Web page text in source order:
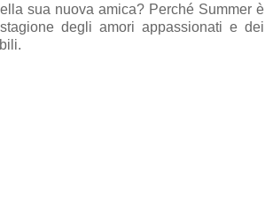
sua nuova amica? Perché Summer è
degli amori appassionati e dei